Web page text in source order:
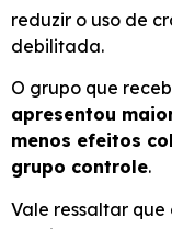
reduzir o uso de
debilitada.
O grupo que
apresentou
menos efeitos
grupo controle.
Vale ressaltar